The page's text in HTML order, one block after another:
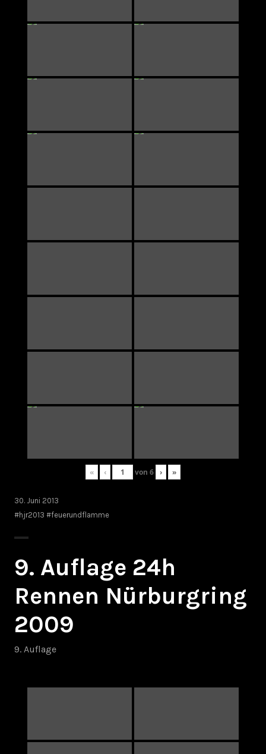
« ‹ von 6 › »
30. Juni 2013
#hjr2013 #feuerundflamme
9. Auflage 24h
Rennen Nürburgring
2009
9. Auflage